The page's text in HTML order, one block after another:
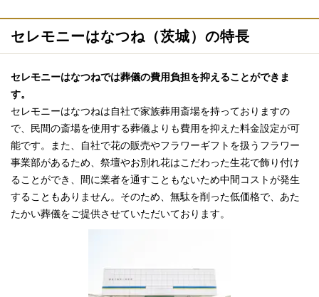
セレモニーはなつね（茨城）の特長
セレモニーはなつねでは葬儀の費用負担を抑えることができま
す。
セレモニーはなつねは自社で家族葬用斎場を持っておりますの
で、民間の斎場を使用する葬儀よりも費用を抑えた料金設定が可
能です。また、自社で花の販売やフラワーギフトを扱うフラワー
事業部があるため、祭壇やお別れ花はこだわった生花で飾り付け
ることができ、間に業者を通すこともないため中間コストが発生
することもありません。そのため、無駄を削った低価格で、あた
たかい葬儀をご提供させていただいております。